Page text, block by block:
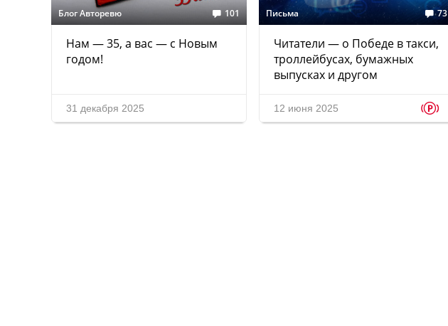
Блог Авторевю 101
Нам — 35, а вас — с Новым
годом!
31 декабря 2025
Письма 73
Читатели — о Победе в такси,
троллейбусах, бумажных
выпусках и другом
12 июня 2025 p